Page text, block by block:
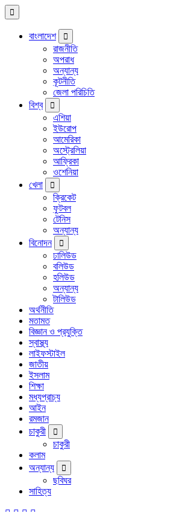
বাংলাদেশ
রাজনীতি
অপরাধ
অন্যান্য
কূটনীতি
জেলা পরিচিতি
বিশ্ব
এশিয়া
ইউরোপ
আমেরিকা
অস্ট্রেলিয়া
আফ্রিকা
ওশেনিয়া
খেলা
ক্রিকেট
ফুটবল
টেনিস
অন্যান্য
বিনোদন
ঢালিউড
বলিউড
হলিউড
অন্যান্য
টালিউড
অর্থনীতি
মতামত
বিজ্ঞান ও প্রযুক্তি
স্বাস্থ্য
লাইফস্টাইল
জাতীয়
ইসলাম
শিক্ষা
মধ্যপ্রাচ্য
আইন
রমজান
চাকুরী
চাকুরী
কলাম
অন্যান্য
ছবিঘর
সাহিত্য